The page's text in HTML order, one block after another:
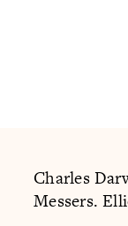
Charles
Messers.